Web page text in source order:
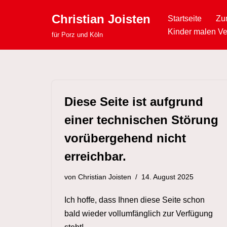
Christian Joisten
für Porz und Köln
Startseite
Kinder malen
Diese Seite ist aufgrund
einer technischen Störung
vorübergehend nicht
erreichbar.
von Christian Joisten 14. August 2025
Ich hoffe, dass Ihnen diese Seite schon
bald wieder vollumfänglich zur Verfügung